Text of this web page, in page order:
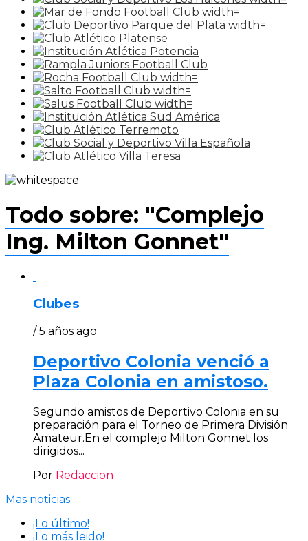
Todo sobre: "Complejo
Ing. Milton Gonnet"
Clubes
/ 5 años ago
Deportivo Colonia venció a
Plaza Colonia en amistoso.
Segundo amistos de Deportivo Colonia en su
preparación para el Torneo de Primera División
Amateur.En el complejo Milton Gonnet los
dirigidos...
Por Redaccion
Mas noticias
¡Lo último!
¡Lo más leido!